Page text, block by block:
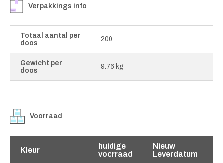
Verpakkings info
Totaal aantal per
doos
200
Gewicht per
doos
9.76 kg
Voorraad
Kleur
huidige
voorraad
Nieuw
Leverdatum